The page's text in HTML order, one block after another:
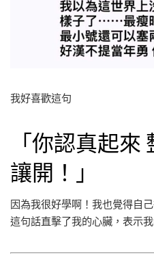
我好喜歡這句
「你認真起
讓開！」
因為我很好學啊！我也覺得自己
這句話直擊了我的心臟，表示